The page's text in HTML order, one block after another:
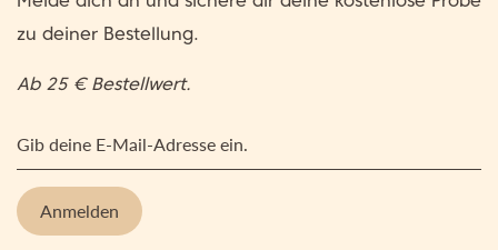
zu deiner Bestellung.
Ab 25 € Bestellwert.